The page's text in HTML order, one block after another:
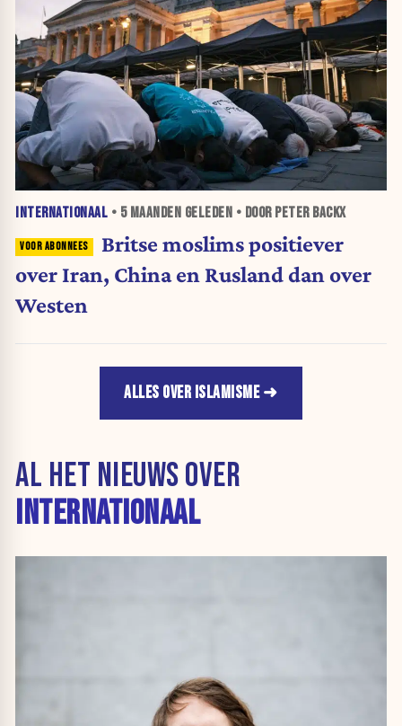
INTERNATIONAAL • 5 MAANDEN GELEDEN • DOOR PETER BACKX
Britse moslims positiever
over Iran, China en Rusland dan over
Westen
ALLES OVER ISLAMISME
AL HET NIEUWS OVER
INTERNATIONAAL